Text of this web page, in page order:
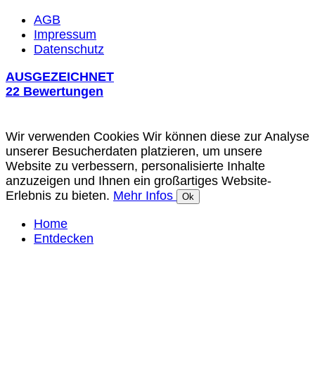
AGB
Impressum
Datenschutz
AUSGEZEICHNET
22 Bewertungen
Wir verwenden Cookies Wir können diese zur Analyse
unserer Besucherdaten platzieren, um unsere
Website zu verbessern, personalisierte Inhalte
anzuzeigen und Ihnen ein großartiges Website-
Erlebnis zu bieten. Mehr Infos Ok
Home
Entdecken